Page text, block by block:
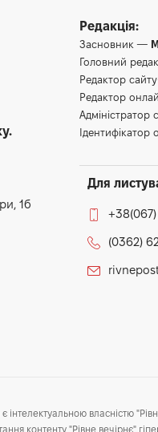
1б
Редакція:
Засновник —
Головний
Редактор
Редактор
Адміністратор
Ідентифікатор
Для
(0362)
інтелектуальною власністю
контенту "Рівне вечірнє"